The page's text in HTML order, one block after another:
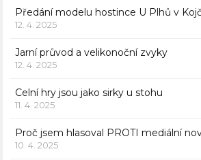
Předání modelu hostince U Plhů v
12. 4. 2025
Jarní průvod a velikonoční zvyky
12. 4. 2025
Celní hry jsou jako sirky u stohu
11. 4. 2025
Proč jsem hlasoval PROTI mediální
10. 4. 2025